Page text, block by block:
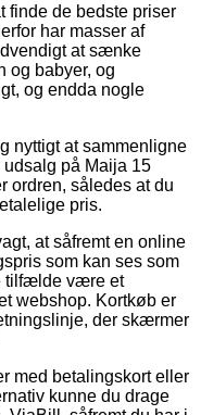
finde de bedste priser
har masser af
at sænke
og babyer, og
og endda nogle
nyttigt at sammenligne
på Maija 15
ordren, således at du
pris.
at såfremt en online
som kan ses som
tilfælde være et
webshop. Kortkøb er
der skærmer
med betalingskort eller
kunne du drage